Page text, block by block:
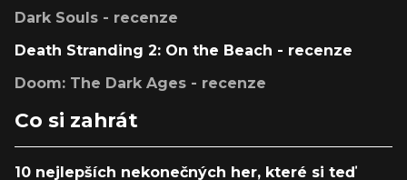
Dark Souls - recenze
Death Stranding 2: On the Beach - recenze
Doom: The Dark Ages - recenze
Co si zahrát
10 nejlepších nekonečných her, které si teď